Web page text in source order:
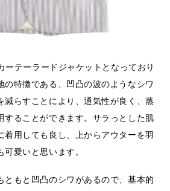
ーテーラードジャケットとなっており
の特徴である、凹凸の波のようなシワ
減らすことにより、通気性が良く、蒸
することができます。サラっとした肌
着用しても良し、上からアウターを羽
愛いと思います。
ともと凹凸のシワがあるので、基本的